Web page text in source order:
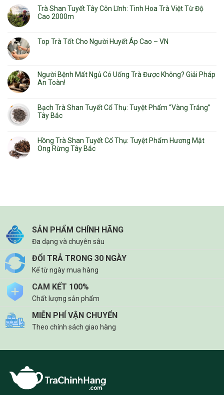
Trà Shan Tuyết Tây Côn Lĩnh: Tinh Hoa Trà Việt Từ Độ
Cao 2000m
Top Trà Tốt Cho Người Huyết Áp Cao – VN
Người Bệnh Mất Ngủ Có Uống Trà Được Không? Giải Pháp
An Toàn!
Bạch Trà Shan Tuyết Cổ Thụ: Tuyệt Phẩm “Vàng Trắng”
Tây Bắc
Hồng Trà Shan Tuyết Cổ Thụ: Tuyệt Phẩm Hương Mật
Ong Rừng Tây Bắc
SẢN PHẨM CHÍNH HÃNG
Đa dạng và chuyên sâu
ĐỔI TRẢ TRONG 30 NGÀY
Kể từ ngày mua hàng
CAM KẾT 100%
Chất lượng sản phẩm
MIỄN PHÍ VẬN CHUYỂN
Theo chính sách giao hàng